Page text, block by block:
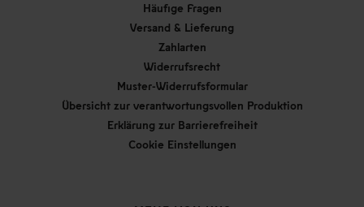
Häufige Fragen
Versand & Lieferung
Zahlarten
Widerrufsrecht
Muster-Widerrufsformular
Übersicht zur verantwortungsvollen Produktion
Erklärung zur Barrierefreiheit
Cookie Einstellungen